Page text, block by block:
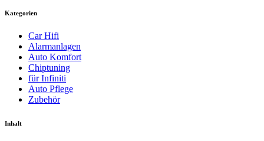
Kategorien
Car Hifi
Alarmanlagen
Auto Komfort
Chiptuning
für Infiniti
Auto Pflege
Zubehör
Inhalt